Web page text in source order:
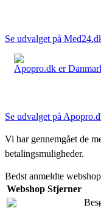
Se udvalget på
Apopro.dk er
Se udvalget på
Vi har gennemgået de
betalingsmuligheder.
Bedst anmeldte
Webshop Stjerner